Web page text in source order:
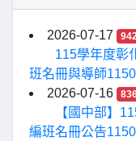
2026-07-17
115學年度彰
班名冊與導師
2026-07-16
【國中部】
編班名冊公告